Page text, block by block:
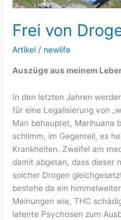
Frei von
Artikel / newlife
Auszüge aus meinem
In den letzten Jahren
für eine Legalisierung von
Man behauptet, Marihuana
schlimm, im Gegenteil, es
Krankheiten. Zweifel am
damit abgetan, dass dieser
solcher Drogen
bestehe da ein
Meinungen wie, THC
latente Psychosen zum